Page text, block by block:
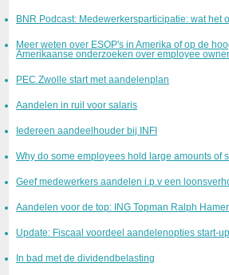
BNR Podcast: Medewerkersparticipatie: wat het
Meer weten over ESOP's in Amerika of op de
Amerikaanse onderzoeken over employee
PEC Zwolle start met aandelenplan
Aandelen in ruil voor salaris
Iedereen aandeelhouder bij INFI
Why do some employees hold large amounts of
Geef medewerkers aandelen i.p.v een
Aandelen voor de top: ING Topman Ralph
Update: Fiscaal voordeel aandelenopties start-
In bad met de dividendbelasting